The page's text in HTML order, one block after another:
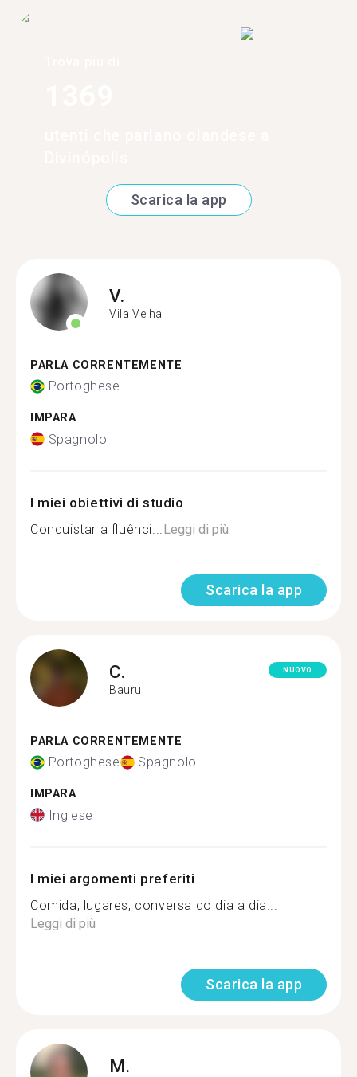
Scarica la app
V.
Vila Velha
PARLA CORRENTEMENTE
Portoghese
IMPARA
Spagnolo
I miei obiettivi di studio
Conquistar a fluênci... Leggi di più
Scarica la app
C.
Bauru
NUOVO
PARLA CORRENTEMENTE
Portoghese Spagnolo
IMPARA
Inglese
I miei argomenti preferiti
Comida, lugares, conversa do dia a dia...
Leggi di più
Scarica la app
M.